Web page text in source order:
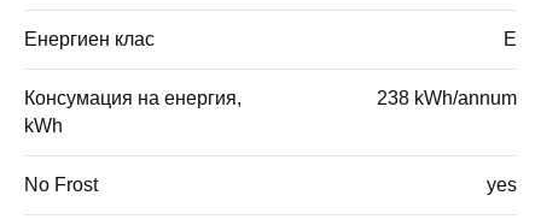
Енергиен клас E
Консумация на енергия,
kWh
238 kWh/annum
No Frost yes